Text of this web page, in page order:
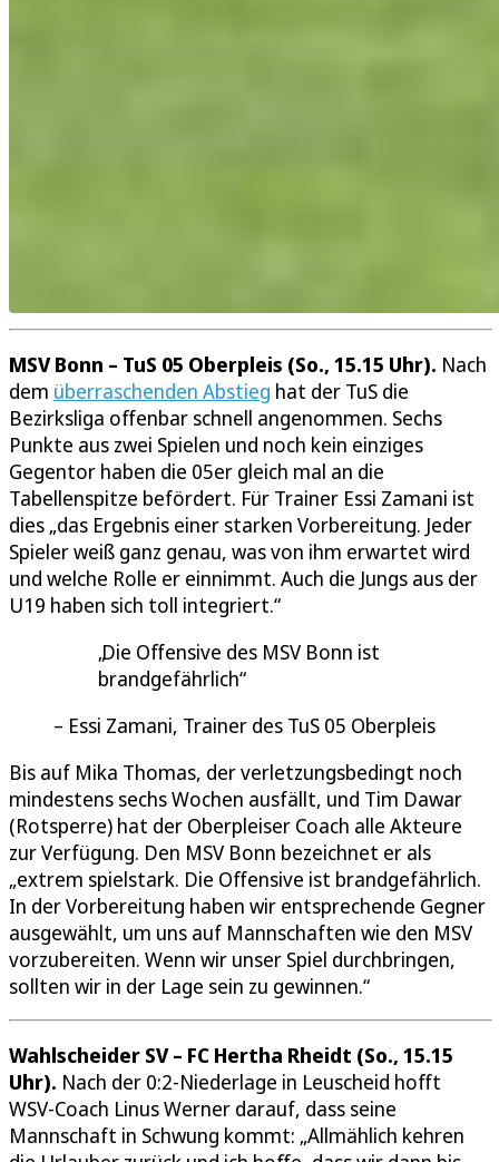
MSV Bonn – TuS 05 Oberpleis (So., 15.15 Uhr). Nach
dem überraschenden Abstieg hat der TuS die
Bezirksliga offenbar schnell angenommen. Sechs
Punkte aus zwei Spielen und noch kein einziges
Gegentor haben die 05er gleich mal an die
Tabellenspitze befördert. Für Trainer Essi Zamani ist
dies „das Ergebnis einer starken Vorbereitung. Jeder
Spieler weiß ganz genau, was von ihm erwartet wird
und welche Rolle er einnimmt. Auch die Jungs aus der
U19 haben sich toll integriert.“
Die Offensive des MSV Bonn ist
brandgefährlich
Essi Zamani, Trainer des TuS 05 Oberpleis
Bis auf Mika Thomas, der verletzungsbedingt noch
mindestens sechs Wochen ausfällt, und Tim Dawar
(Rotsperre) hat der Oberpleiser Coach alle Akteure
zur Verfügung. Den MSV Bonn bezeichnet er als
„extrem spielstark. Die Offensive ist brandgefährlich.
In der Vorbereitung haben wir entsprechende Gegner
ausgewählt, um uns auf Mannschaften wie den MSV
vorzubereiten. Wenn wir unser Spiel durchbringen,
sollten wir in der Lage sein zu gewinnen.“
Wahlscheider SV – FC Hertha Rheidt (So., 15.15
Uhr). Nach der 0:2-Niederlage in Leuscheid hofft
WSV-Coach Linus Werner darauf, dass seine
Mannschaft in Schwung kommt: „Allmählich kehren